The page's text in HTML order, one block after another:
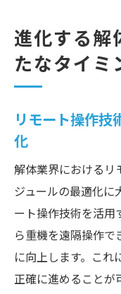
進化する解
たなタイミ
リモート操作技
化
解体業界におけるリ
ジュールの最適化に
ート操作技術を活用
ら重機を遠隔操作で
に向上します。これ
正確に進めることが